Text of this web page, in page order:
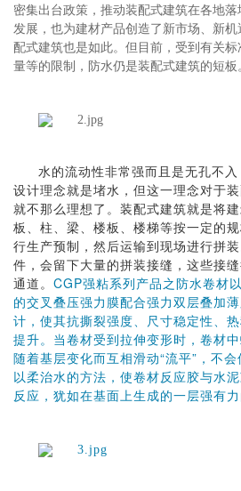
密集出台政策，推动装配式建筑在各地
发展，也为建材产品创造了新市场、新
配式建筑也是如此。 但目前，受到有关
量等的限制，防水仍是装配式建筑的短板
水的流动性非常强而且是无孔不
设计理念就是堵水，但这一理念对于
就不那么理想了。装配式建筑就是将
板、柱、梁、楼板、楼梯等按一定的
行生产预制，然后运输到现场进行拼
件，会留下大量的拼装接缝，这些接
通道。 CGP强粘系列产品之防水卷材
的交叉叠压强力膜配合强力双层叠加
计，使其抗撕裂强度、尺寸稳定性、
提升。当卷材受到拉伸变形时，卷材
随着基层变化而互相滑动“流平”，不
以柔治水的方法，使卷材反应胶与水
反应，犹如在基面上生成的一层强有力